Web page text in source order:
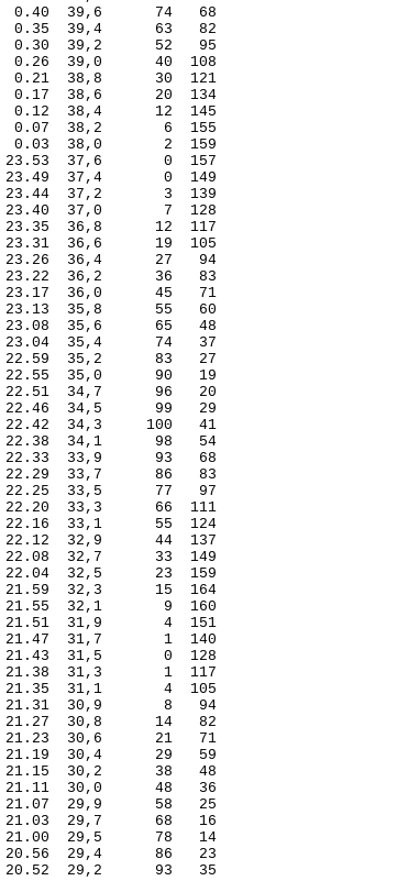
0.40  39,6      74   68
0.35  39,4      63   82
0.30  39,2      52   95
39,0      40  108
38,8      30  121
38,6      20  134
38,4      12  145
0.07  38,2       6  155
0.03  38,0       2  159
37,6       0  157
37,4       0  149
37,2       3  139
37,0       7  128
36,8      12  117
36,6      19  105
36,4      27   94
36,2      36   83
36,0      45   71
35,8      55   60
35,6      65   48
35,4      74   37
35,2      83   27
35,0      90   19
34,7      96   20
34,5      99   29
34,3     100   41
34,1      98   54
33,9      93   68
33,7      86   83
33,5      77   97
33,3      66  111
33,1      55  124
32,9      44  137
32,7      33  149
32,5      23  159
32,3      15  164
32,1       9  160
31,9       4  151
31,7       1  140
31,5       0  128
31,3       1  117
31,1       4  105
30,9       8   94
30,8      14   82
30,6      21   71
30,4      29   59
30,2      38   48
30,0      48   36
29,9      58   25
29,7      68   16
29,5      78   14
29,4      86   23
29,2      93   35